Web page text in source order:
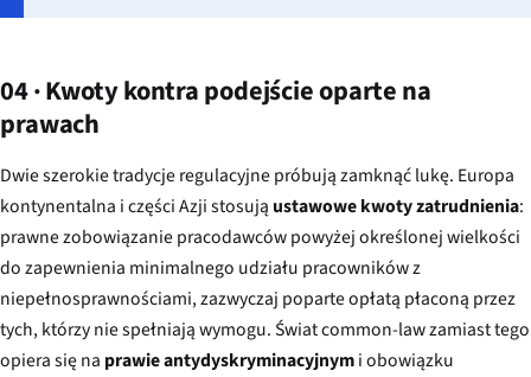
04 · Kwoty kontra podejście oparte na
prawach
Dwie szerokie tradycje regulacyjne próbują zamknąć lukę. Europa
kontynentalna i części Azji stosują ustawowe kwoty zatrudnienia:
prawne zobowiązanie pracodawców powyżej określonej wielkości
do zapewnienia minimalnego udziału pracowników z
niepełnosprawnościami, zazwyczaj poparte opłatą płaconą przez
tych, którzy nie spełniają wymogu. Świat common-law zamiast tego
opiera się na prawie antydyskryminacyjnymi obowiązku